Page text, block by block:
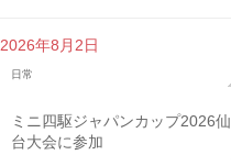
2026年8月2日
日常
ミニ四駆ジャパンカップ2026仙
台大会に参加